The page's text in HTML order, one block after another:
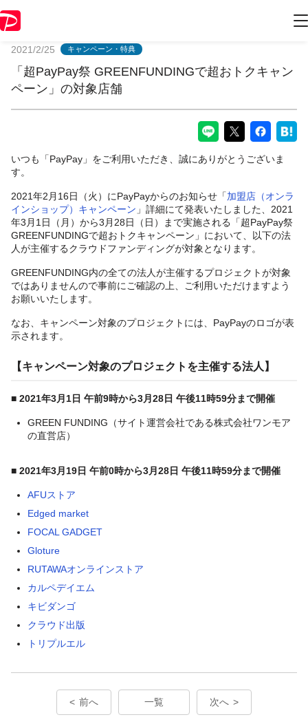
2021/2/25 キャンペーン・特典
「超PayPay祭 GREENFUNDINGで超おトクキャン
ペーン」の対象店舗
いつも「PayPay」をご利用いただき、誠にありがとうございま
す。
2021年2月16日（火）にPayPayからのお知らせ「加盟店（オンラ
インショップ）キャンペーン 」詳細にて発表いたしました、2021
年3月1日（月）から3月28日（日）まで実施される「超PayPay祭
GREENFUNDINGで超おトクキャンペーン」において、以下の法
人が主催するクラウドファンディングが対象となります。
GREENFUNDING内の全ての法人が主催するプロジェクトが対象
ではありませんので事前にご確認の上、ご利用いただけますよう
お願いいたします。
なお、キャンペーン対象のプロジェクトには、PayPayのロゴが表
示されます。
【キャンペーン対象のプロジェクトを主催する法人】
■ 2021年3月1日 午前9時から3月28日 午後11時59分まで開催
GREEN FUNDING（サイト運営会社である株式会社ワンモア
の直営店）
■ 2021年3月19日 午前0時から3月28日 午後11時59分まで開催
AFUストア
Edged market
FOCAL GADGET
Gloture
RUTAWAオンラインストア
カルペデイエム
キビダンゴ
クラウド出版
トリプルエル
前へ 一覧 次へ